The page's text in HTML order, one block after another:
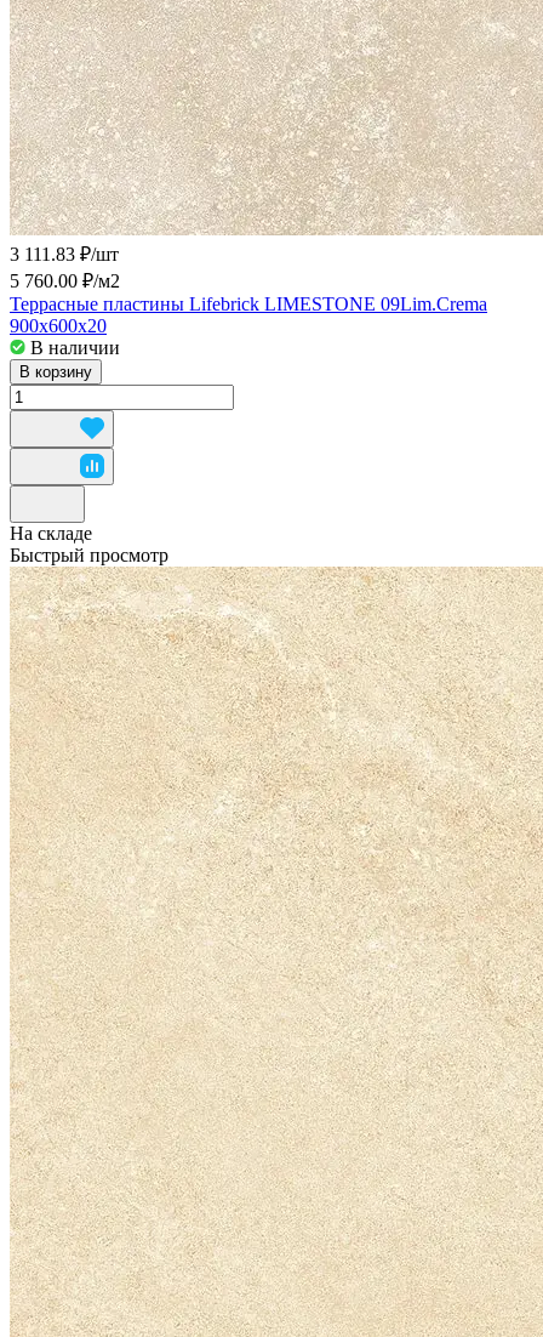
3 111.83 ₽/шт
5 760.00 ₽/м2
Террасные пластины Lifebrick LIMESTONE 09Lim.Crema
900x600x20
В наличии
В корзину
На складе
Быстрый просмотр